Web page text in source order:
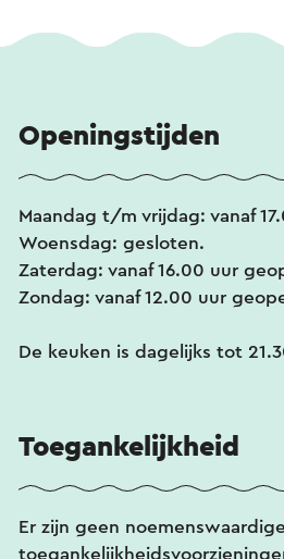
Openingstijden
Maandag t/m vrijdag: vanaf
Woensdag: gesloten.
Zaterdag: vanaf 16.00 uur
Zondag: vanaf 12.00 uur
De keuken is dagelijks tot
Toegankelijkheid
Er zijn geen noemenswaardige